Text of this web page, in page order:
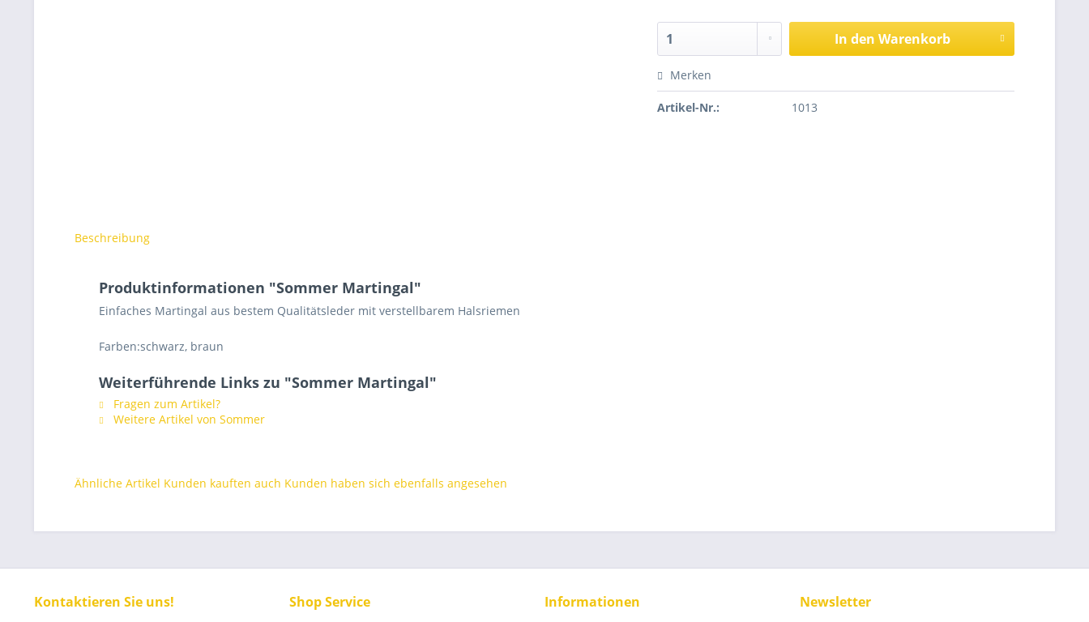
In den Warenkorb
Merken
Artikel-Nr.: 1013
Beschreibung
Produktinformationen "Sommer Martingal"
Einfaches Martingal aus bestem Qualitätsleder mit verstellbarem Halsriemen
Farben:schwarz, braun
Weiterführende Links zu "Sommer Martingal"
Fragen zum Artikel?
Weitere Artikel von Sommer
Ähnliche Artikel Kunden kauften auch Kunden haben sich ebenfalls angesehen
Kontaktieren Sie uns! Shop Service Informationen Newsletter